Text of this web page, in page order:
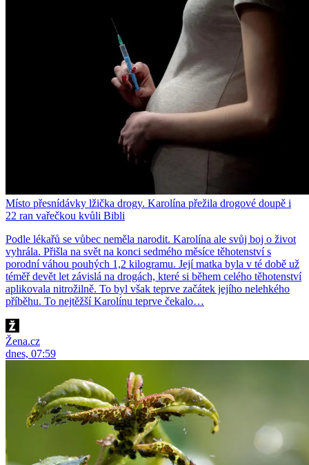
Místo přesnídávky lžička drogy. Karolína přežila drogové doupě i
22 ran vařečkou kvůli Bibli
Podle lékařů se vůbec neměla narodit. Karolína ale svůj boj o život
vyhrála. Přišla na svět na konci sedmého měsíce těhotenství s
porodní váhou pouhých 1,2 kilogramu. Její matka byla v té době už
téměř devět let závislá na drogách, které si během celého těhotenství
aplikovala nitrožilně. To byl však teprve začátek jejího nelehkého
příběhu. To nejtěžší Karolínu teprve čekalo…
Žena.cz
dnes, 07:59